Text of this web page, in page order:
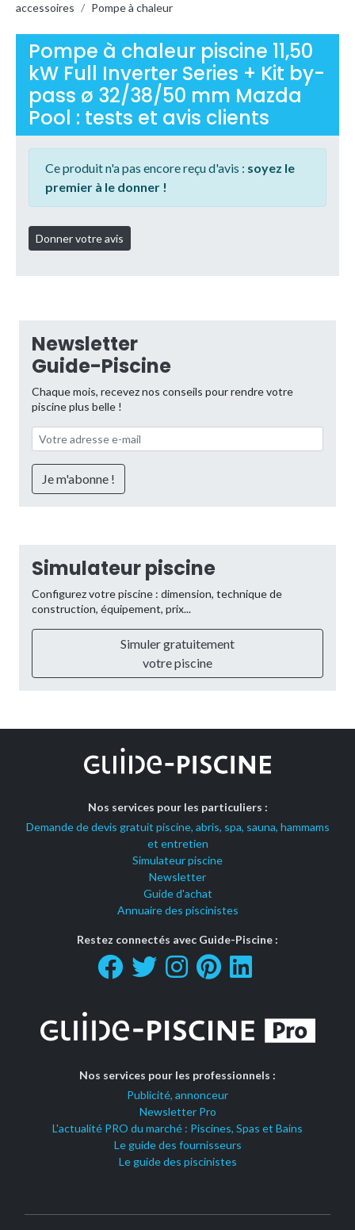
accessoires / Pompe à chaleur
Pompe à chaleur piscine 11,50
kW Full Inverter Series + Kit by-
pass ø 32/38/50 mm Mazda
Pool : tests et avis clients
Ce produit n'a pas encore reçu d'avis : soyez le
premier à le donner !
Newsletter
Guide-Piscine
Chaque mois, recevez nos conseils pour rendre votre
piscine plus belle !
Simulateur piscine
Configurez votre piscine : dimension, technique de
construction, équipement, prix...
Simuler gratuitement
votre piscine
Nos services pour les particuliers :
Demande de devis gratuit piscine, abris, spa, sauna, hammams
et entretien
Simulateur piscine
Newsletter
Guide d'achat
Annuaire des piscinistes
Restez connectés avec Guide-Piscine :
Nos services pour les professionnels :
Publicité, annonceur
Newsletter Pro
L'actualité PRO du marché : Piscines, Spas et Bains
Le guide des fournisseurs
Le guide des piscinistes